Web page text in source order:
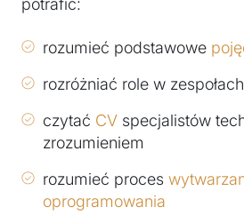
rozumieć podstawowe
rozróżniać role w
czytać CV specjalistów
zrozumieniem
rozumieć proces
oprogramowania